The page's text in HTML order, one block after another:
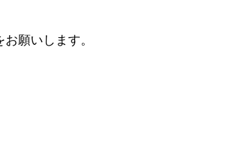
願いします。